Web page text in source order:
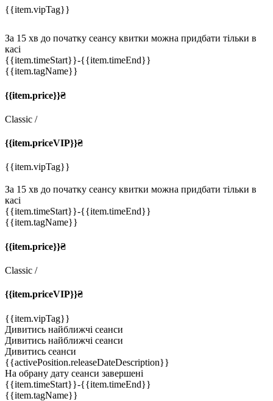
{{item.vipTag}}
За 15 хв до початку сеансу квитки можна придбати тільки в
касі
{{item.timeStart}}-{{item.timeEnd}}
{{item.tagName}}
{{item.price}}₴
Classic /
{{item.priceVIP}}₴
{{item.vipTag}}
За 15 хв до початку сеансу квитки можна придбати тільки в
касі
{{item.timeStart}}-{{item.timeEnd}}
{{item.tagName}}
{{item.price}}₴
Classic /
{{item.priceVIP}}₴
{{item.vipTag}}
Дивитись найближчі сеанси
Дивитись найближчі сеанси
Дивитись сеанси
{{activePosition.releaseDateDescription}}
На обрану дату сеанси завершені
{{item.timeStart}}-{{item.timeEnd}}
{{item.tagName}}